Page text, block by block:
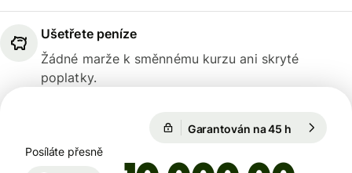
Ušetřete peníze
Žádné marže k směnnému kurzu ani skryté
poplatky.
Garantován na 45 h
Posíláte přesně